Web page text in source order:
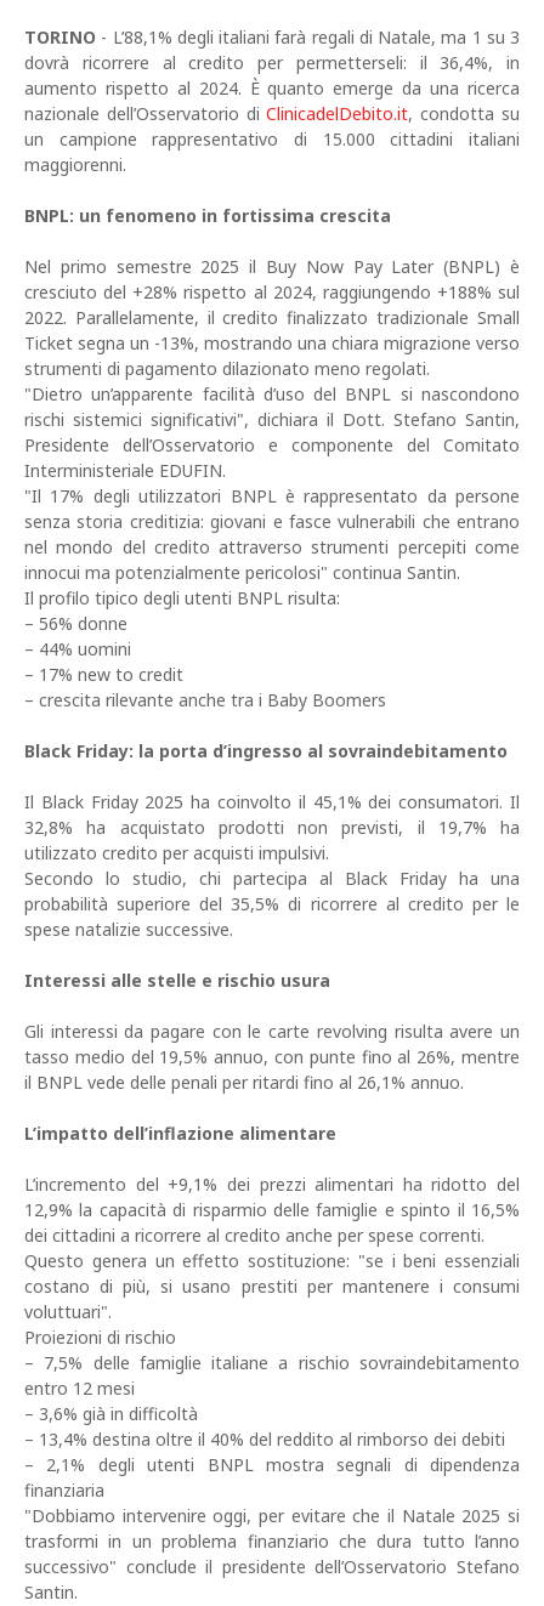
TORINO - L’88,1% degli italiani farà regali di Natale, ma 1 su 3
dovrà ricorrere al credito per permetterseli: il 36,4%, in
aumento rispetto al 2024. È quanto emerge da una ricerca
nazionale dell’Osservatorio diClinicadelDebito.it, condotta su
un campione rappresentativo di 15.000 cittadini italiani
maggiorenni.
BNPL: un fenomeno in fortissima crescita
Nel primo semestre 2025 il Buy Now Pay Later (BNPL) è
cresciuto del +28% rispetto al 2024, raggiungendo +188% sul
2022. Parallelamente, il credito finalizzato tradizionale Small
Ticket segna un -13%, mostrando una chiara migrazione verso
strumenti di pagamento dilazionato meno regolati.
"Dietro un’apparente facilità d’uso del BNPL si nascondono
rischi sistemici significativi", dichiara il Dott. Stefano Santin,
Presidente dell’Osservatorio e componente del Comitato
Interministeriale EDUFIN.
"Il 17% degli utilizzatori BNPL è rappresentato da persone
senza storia creditizia: giovani e fasce vulnerabili che entrano
nel mondo del credito attraverso strumenti percepiti come
innocui ma potenzialmente pericolosi" continua Santin.
Il profilo tipico degli utenti BNPL risulta:
– 56% donne
– 44% uomini
– 17% new to credit
– crescita rilevante anche tra i Baby Boomers
Black Friday: la porta d’ingresso al sovraindebitamento
Il Black Friday 2025 ha coinvolto il 45,1% dei consumatori. Il
32,8% ha acquistato prodotti non previsti, il 19,7% ha
utilizzato credito per acquisti impulsivi.
Secondo lo studio, chi partecipa al Black Friday ha una
probabilità superiore del 35,5% di ricorrere al credito per le
spese natalizie successive.
Interessi alle stelle e rischio usura
Gli interessi da pagare con le carte revolving risulta avere un
tasso medio del 19,5% annuo, con punte fino al 26%, mentre
il BNPL vede delle penali per ritardi fino al 26,1% annuo.
L’impatto dell’inflazione alimentare
L’incremento del +9,1% dei prezzi alimentari ha ridotto del
12,9% la capacità di risparmio delle famiglie e spinto il 16,5%
dei cittadini a ricorrere al credito anche per spese correnti.
Questo genera un effetto sostituzione: "se i beni essenziali
costano di più, si usano prestiti per mantenere i consumi
voluttuari".
Proiezioni di rischio
– 7,5% delle famiglie italiane a rischio sovraindebitamento
entro 12 mesi
– 3,6% già in difficoltà
– 13,4% destina oltre il 40% del reddito al rimborso dei debiti
– 2,1% degli utenti BNPL mostra segnali di dipendenza
finanziaria
"Dobbiamo intervenire oggi, per evitare che il Natale 2025 si
trasformi in un problema finanziario che dura tutto l’anno
successivo" conclude il presidente dell’Osservatorio Stefano
Santin.